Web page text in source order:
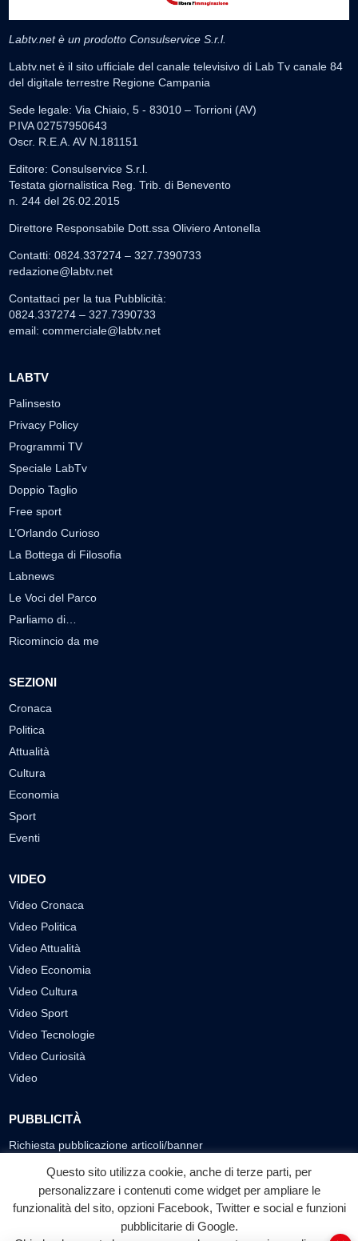
Labtv.net è un prodotto Consulservice S.r.l.
Labtv.net è il sito ufficiale del canale televisivo di Lab Tv canale 84
del digitale terrestre Regione Campania
Sede legale: Via Chiaio, 5 - 83010 – Torrioni (AV)
P.IVA 02757950643
Oscr. R.E.A. AV N.181151
Editore: Consulservice S.r.l.
Testata giornalistica Reg. Trib. di Benevento
n. 244 del 26.02.2015
Direttore Responsabile Dott.ssa Oliviero Antonella
Contatti: 0824.337274 – 327.7390733
redazione@labtv.net
Contattaci per la tua Pubblicità:
0824.337274 – 327.7390733
email: commerciale@labtv.net
LABTV
Palinsesto
Privacy Policy
Programmi TV
Speciale LabTv
Doppio Taglio
Free sport
L’Orlando Curioso
La Bottega di Filosofia
Labnews
Le Voci del Parco
Parliamo di…
Ricomincio da me
SEZIONI
Cronaca
Politica
Attualità
Cultura
Economia
Sport
Eventi
VIDEO
Video Cronaca
Video Politica
Video Attualità
Video Economia
Video Cultura
Video Sport
Video Tecnologie
Video Curiosità
Video
PUBBLICITÀ
Richiesta pubblicazione articoli/banner
SEGUICI SUI SOCIAL
f
Facebook
◎ ▶
YouTube
Questo sito utilizza cookie, anche di terze parti, per
personalizzare i contenuti come widget per ampliare le
funzionalità del sito, opzioni Facebook, Twitter e social e funzioni
pubblicitarie di Google.